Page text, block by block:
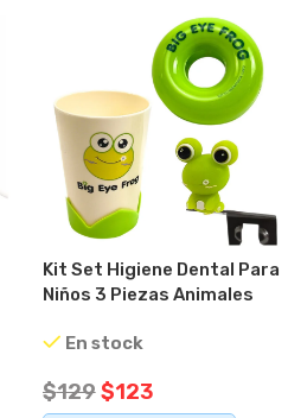
Kit Set Higiene Dental Para
Niños 3 Piezas Animales
En stock
$129$123